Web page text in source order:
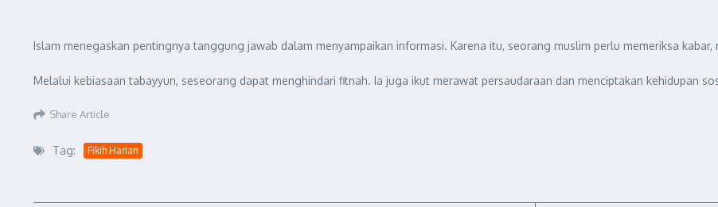
Islam menegaskan pentingnya tanggung jawab dalam menyampaikan informasi. Karena itu, seorang muslim perlu memeriksa
Melalui kebiasaan tabayyun, seseorang dapat menghindari fitnah. Ia juga ikut merawat persaudaraan dan menciptakan kehidupan
Share Article
Tag: Fikih Harian